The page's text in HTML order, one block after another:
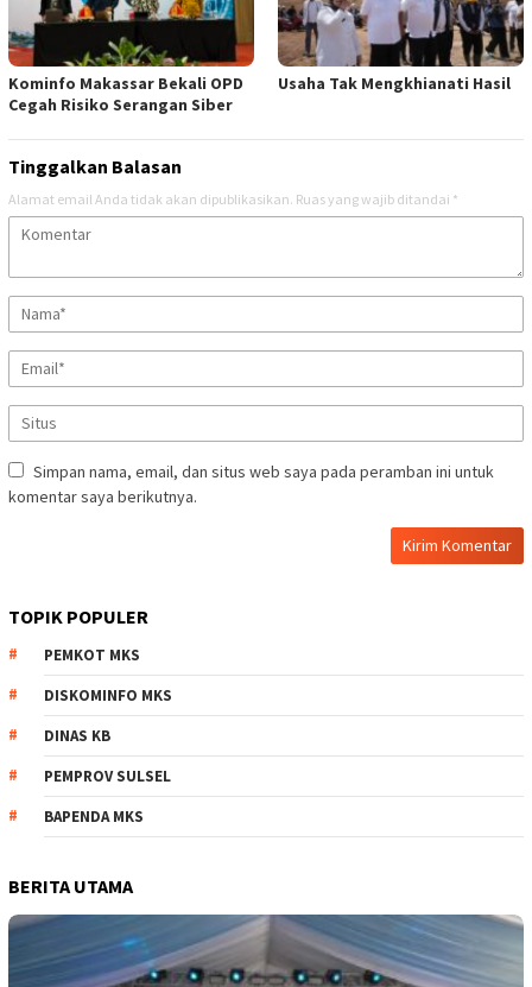
Kominfo Makassar Bekali OPD
Cegah Risiko Serangan Siber
Usaha Tak Mengkhianati Hasil
Tinggalkan Balasan
Alamat email Anda tidak akan dipublikasikan. Ruas yang wajib ditandai *
Simpan nama, email, dan situs web saya pada peramban ini untuk
komentar saya berikutnya.
TOPIK POPULER
PEMKOT MKS
DISKOMINFO MKS
DINAS KB
PEMPROV SULSEL
BAPENDA MKS
BERITA UTAMA